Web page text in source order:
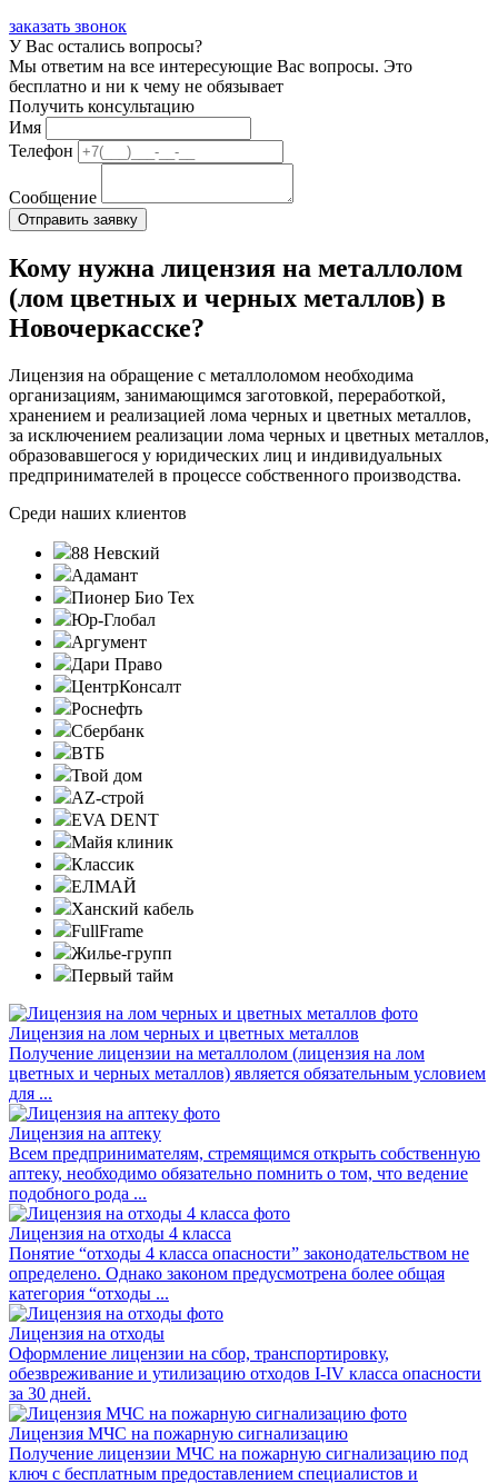
заказать звонок
У Вас остались вопросы?
Мы ответим на все интересующие Вас вопросы. Это
бесплатно и ни к чему не обязывает
Получить консультацию
Имя
Телефон
Сообщение
Кому нужна лицензия на металлолом
(лом цветных и черных металлов) в
Новочеркасске?
Лицензия на обращение с металлоломом необходима
организациям, занимающимся заготовкой, переработкой,
хранением и реализацией лома черных и цветных металлов,
за исключением реализации лома черных и цветных металлов,
образовавшегося у юридических лиц и индивидуальных
предпринимателей в процессе собственного производства.
Среди наших клиентов
88 Невский
Адамант
Пионер Био Тех
Юр-Глобал
Аргумент
Дари Право
ЦентрКонсалт
Роснефть
Сбербанк
ВТБ
Твой дом
AZ-строй
EVA DENT
Майя клиник
Классик
ЕЛМАЙ
Ханский кабель
FullFrame
Жилье-групп
Первый тайм
Лицензия на лом черных и цветных металлов
Получение лицензии на металлолом (лицензия на лом
цветных и черных металлов) является обязательным условием
для ...
Лицензия на аптеку
Всем предпринимателям, стремящимся открыть собственную
аптеку, необходимо обязательно помнить о том, что ведение
подобного рода ...
Лицензия на отходы 4 класса
Понятие “отходы 4 класса опасности” законодательством не
определено. Однако законом предусмотрена более общая
категория “отходы ...
Лицензия на отходы
Оформление лицензии на сбор, транспортировку,
обезвреживание и утилизацию отходов I-IV класса опасности
за 30 дней.
Лицензия МЧС на пожарную сигнализацию
Получение лицензии МЧС на пожарную сигнализацию под
ключ с бесплатным предоставлением специалистов и